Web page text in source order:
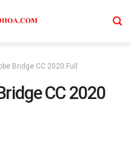
Bridge CC 2020 Full
CC 2020